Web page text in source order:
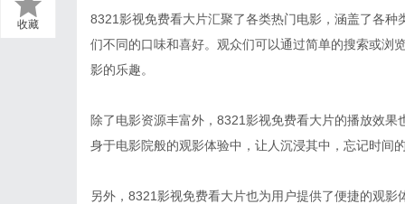
收藏
8321影视免费看大片汇聚了各类热门电影，涵盖了各
们不同的口味和喜好。观众们可以通过简单的搜索或浏
影的乐趣。
除了电影资源丰富外，8321影视免费看大片的播放效
身于电影院般的观影体验中，让人沉浸其中，忘记时间
另外，8321影视免费看大片也为用户提供了便捷的观